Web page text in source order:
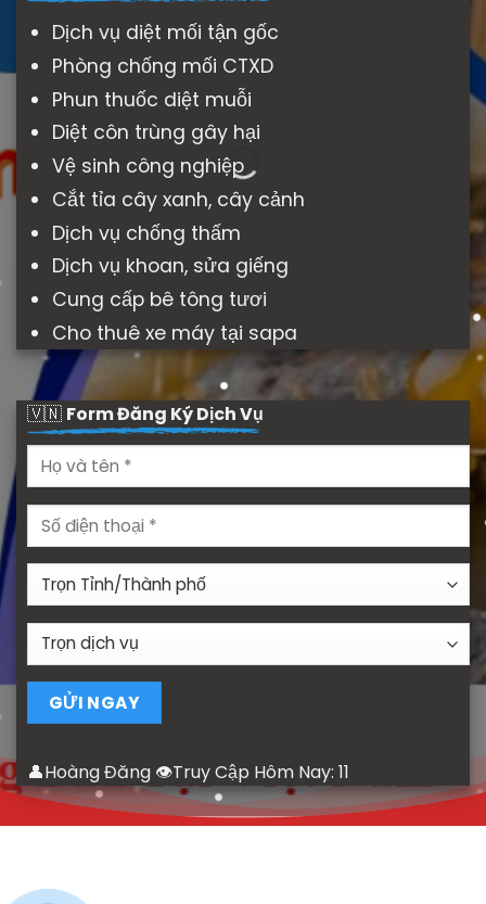
Dịch vụ diệt mối tận gốc
Phòng chống mối CTXD
Phun thuốc diệt muỗi
Diệt côn trùng gây hại
Vệ sinh công nghiệp
Cắt tỉa cây xanh, cây cảnh
Dịch vụ chống thấm
Dịch vụ khoan, sửa giếng
Cung cấp bê tông tươi
Cho thuê xe máy tại sapa
🇻🇳 Form Đăng Ký Dịch Vụ
👤Hoàng Đăng 👁Truy Cập Hôm Nay: 11